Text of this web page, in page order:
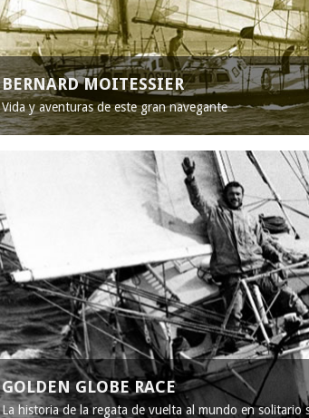
BERNARD MOITESSIER
Vida y aventuras de este gran navegante
GOLDEN GLOBE RACE
La historia de la regata de vuelta al mundo en solitario